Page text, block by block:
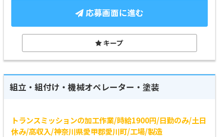
応募画面に進む
キープ
組立・組付け・機械オペレーター・塗装
トランスミッションの加工作業/時給1900円/日勤のみ/土日
休み/高収入/神奈川県愛甲郡愛川町/工場/製造